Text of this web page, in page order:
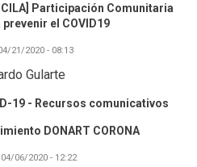
Participación Comunitaria
prevenir el COVID19
21/2020 - 08:13
Gularte
19 - Recursos comunicativos
DONART CORONA
06/2020 - 12:22